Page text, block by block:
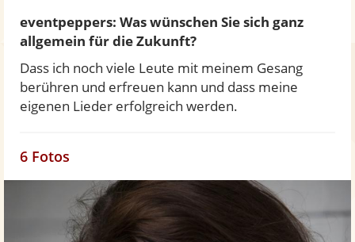
eventpeppers: Was wünschen Sie sich ganz
allgemein für die Zukunft?
Dass ich noch viele Leute mit meinem Gesang
berühren und erfreuen kann und dass meine
eigenen Lieder erfolgreich werden.
6 Fotos